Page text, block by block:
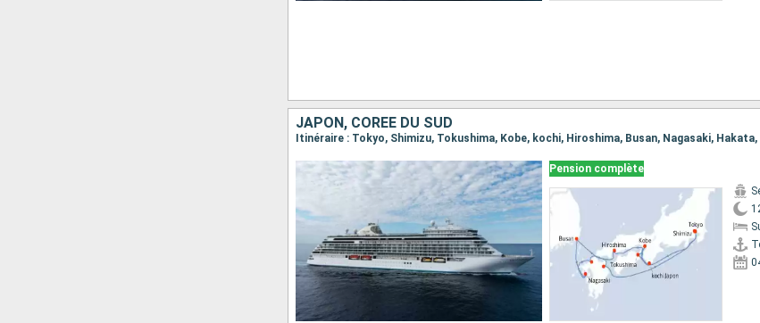
JAPON, CORÉE DU SUD
Itinéraire : Tokyo, Shimizu, Tokushima, Kobe, kochi, Hiroshima, Busan, Nagasaki, Hakata,
Pension complète